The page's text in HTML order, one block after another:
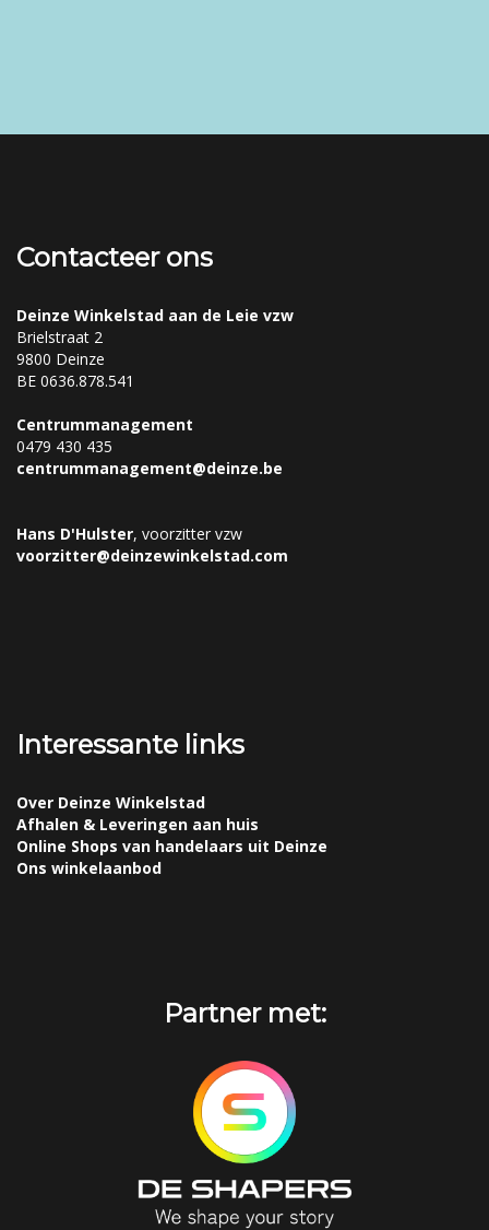
Contacteer ons
Deinze Winkelstad aan de Leie vzw
Brielstraat 2
9800 Deinze
BE 0636.878.541
Centrummanagement
0479 430 435
centrummanagement@deinze.be
Hans D'Hulster, voorzitter vzw
voorzitter@deinzewinkelstad.com
Interessante links
Over Deinze Winkelstad
Afhalen & Leveringen aan huis
Online Shops van handelaars uit Deinze
Ons winkelaanbod
Partner met: